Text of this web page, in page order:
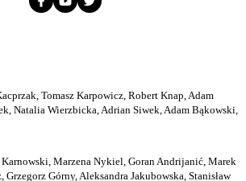
Tomasz Karpowicz, Robert Knap, Adam
Natalia Wierzbicka, Adrian Siwek, Adam Bąkowski,
Marzena Nykiel, Goran Andrijanić, Marek
Grzegorz Górny, Aleksandra Jakubowska, Stanisław